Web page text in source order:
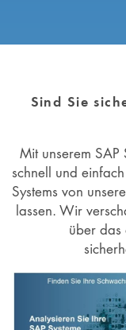
Sind Sie
Mit unserem SAP
schnell und
Systems von
lassen. Wir
über das